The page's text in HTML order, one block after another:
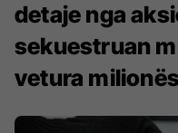
detaje nga
sekuestruan
vetura